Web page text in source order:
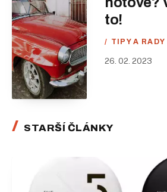
to!
TIPY A RADY
26. 02. 2023
STARŠÍ ČLÁNKY